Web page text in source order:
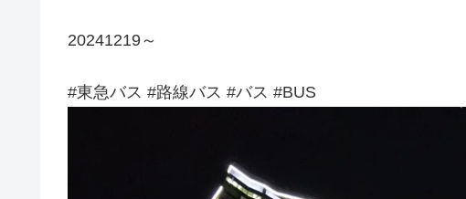
20241219～
#東急バス #路線バス #バス #BUS